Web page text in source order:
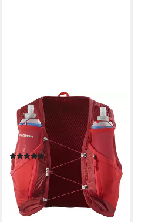
SALOMON
Trinkrucksack ACTIVE SKIN
12 SET, aus Polyamid, auch in
großen Größen
(1)
ab 104,99 € UVP 130,00 €
-19%
lieferbar - in 1-2 Werktagen bei dir